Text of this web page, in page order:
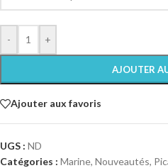
- +
AJOUTER
Ajouter aux favoris
UGS : ND
Catégories : Marine, Nouveautés,